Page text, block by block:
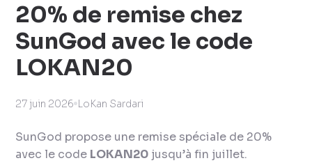
20% de remise chez
SunGod avec le code
LOKAN20
27 juin 2026 LoKan Sardari
SunGod propose une remise spéciale de 20%
avec le code LOKAN20 jusqu’à fin juillet.